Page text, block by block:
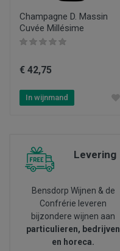
Champagne D. Massin
Cuvée Millésime
€ 42,75
In wijnmand
Levering
Bensdorp Wijnen & de
Confrérie leveren
bijzondere wijnen aan
particulieren, bedrijven
en horeca.